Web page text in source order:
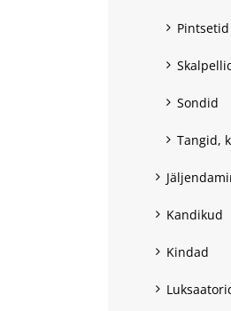
Pintsetid
Sondid
Tangid,
Kandikud
Kindad